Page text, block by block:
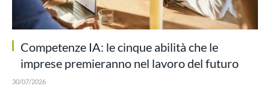
Competenze IA: le cinque abilità che le
imprese premieranno nel lavoro del futuro
30/07/2026